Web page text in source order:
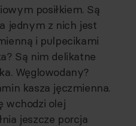
posiłkiem. Są
jednym z nich jest
i pulpecikami
Są nim delikatne
Węglowodany?
kasza jęczmienna.
wchodzi olej
jeszcze porcja